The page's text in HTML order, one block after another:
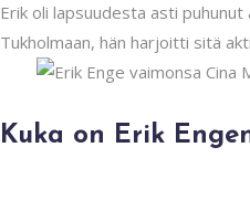
Erik oli lapsuudesta asti
Tukholmaan, hän harjoitti sitä
Kuka on Erik